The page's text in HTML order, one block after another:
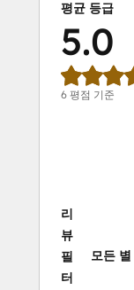
평균 등급
5.0
6 평점 기준
리
뷰
필
터
모든 별